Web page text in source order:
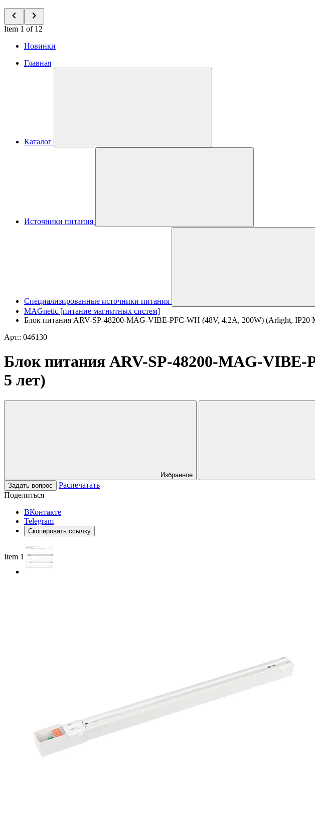
Item 1 of 12
Новинки
Главная
Каталог
Источники питания
Специализированные источники питания
MAGnetic [питание магнитных систем]
Блок питания ARV-SP-48200-MAG-VIBE-PFC-WH (48V, 4.2A, 200W) (Arlight, IP20
Арт.: 046130
Блок питания ARV-SP-48200-MAG-
5 лет)
Избранное
Задать вопрос
Распечатать
Поделиться
ВКонтакте
Telegram
Скопировать ссылку
Item 1 of 3